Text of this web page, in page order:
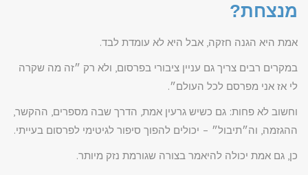
מנצחת?
אמת היא הגנה חזקה, אבל היא לא עומדת לבד.
במקרים רבים צריך גם עניין ציבורי בפרסום, ולא רק ״זה מה שקרה
לי אז אני מפרסם לכל העולם״.
וחשוב לא פחות: גם כשיש גרעין אמת, הדרך שבה מספרים, ההקשר,
ההגזמה, וה״תיבול״ – יכולים להפוך סיפור לגיטימי לפרסום בעייתי.
כן, גם אמת יכולה להיאמר בצורה שגורמת נזק מיותר.